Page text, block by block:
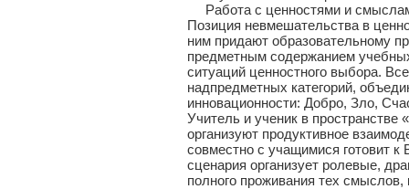
Работа с ценностями и
Позиция невмешательства в
ним придают образовательному
предметным содержанием
ситуаций ценностного выбора.
надпредметных категорий,
инновационности: Добро, Зло,
Учитель и ученик в
организуют продуктивное
совместно с учащимися готовит
сценария организует ролевые,
полного проживания тех